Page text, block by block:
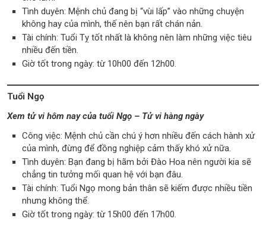
Tình duyên: Mệnh chủ đang bị “vùi lấp” vào những chuyện
không hay của mình, thế nên bạn rất chán nản.
Tài chính: Tuổi Tỵ tốt nhất là không nên làm những việc tiêu
nhiều đến tiền.
Giờ tốt trong ngày: từ 10h00 đến 12h00.
Tuổi Ngọ
Xem tử vi hôm nay của tuổi Ngọ – Tử vi hàng ngày
Công việc: Mệnh chủ cần chú ý hơn nhiều đến cách hành xử
của mình, đừng để đồng nghiệp cảm thấy khó xử nữa.
Tình duyên: Bạn đang bị hãm bởi Đào Hoa nên người kia sẽ
chẳng tin tưởng mối quan hệ với bạn đâu.
Tài chính: Tuổi Ngọ mong bản thân sẽ kiếm được nhiều tiền
nhưng không thể.
Giờ tốt trong ngày: từ 15h00 đến 17h00.